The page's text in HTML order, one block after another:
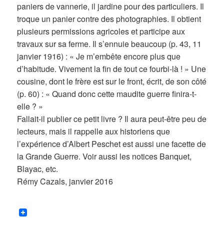
paniers de vannerie, il jardine pour des particuliers. Il
troque un panier contre des photographies. Il obtient
plusieurs permissions agricoles et participe aux
travaux sur sa ferme. Il s’ennuie beaucoup (p. 43, 11
janvier 1916) : « Je m’embête encore plus que
d’habitude. Vivement la fin de tout ce fourbi-là ! » Une
cousine, dont le frère est sur le front, écrit, de son côté
(p. 60) : « Quand donc cette maudite guerre finira-t-
elle ? »
Fallait-il publier ce petit livre ? Il aura peut-être peu de
lecteurs, mais il rappelle aux historiens que
l’expérience d’Albert Peschet est aussi une facette de
la Grande Guerre. Voir aussi les notices Banquet,
Blayac, etc.
Rémy Cazals, janvier 2016